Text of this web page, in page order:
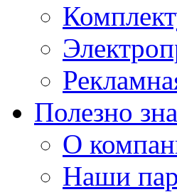
Полезно
О
Наши